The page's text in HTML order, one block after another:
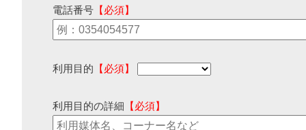
電話番号 【必須】
利用目的 【必須】
利用目的の詳細 【必須】